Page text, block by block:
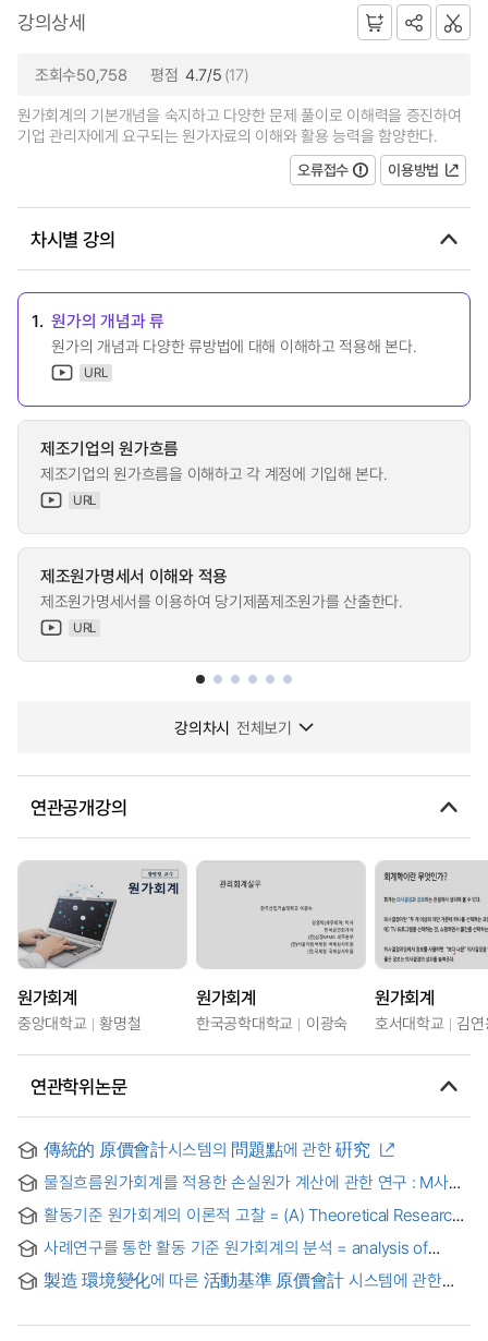
강의상세
조회수50,758 평점 4.7/5 (17)
원가회계의 기본개념을 숙지하고 다양한 문제 풀이로 이해력을 증진하여
기업 관리자에게 요구되는 원가자료의 이해와 활용 능력을 함양한다.
오류접수
이용방법
차시별 강의
1. 원가의 개념과 류
원가의 개념과 다양한 류방법에 대해 이해하고 적용해 본다.
URL
제조기업의 원가흐름
제조기업의 원가흐름을 이해하고 각 계정에 기입해 본다.
URL
제조원가명세서 이해와 적용
제조원가명세서를 이용하여 당기제품제조원가를 산출한다.
URL
강의차시 전체보기
연관공개강의
원가회계
중앙대학교 황명철
원가회계
한국공학대학교 이광숙
원가회계
호서대학교 김
연관학위논문
傳統的 原價會計시스템의 問題點에 관한 硏究
물질흐름원가회계를 적용한 손실원가 계산에 관한 연구 : M사의
활동기준 원가회계의 이론적 고찰 = (A) Theoretical Research
사례연구를 통한 활동 기준 원가회계의 분석 = analysis of
activity-based costing through a case study
製造 環境變化에 따른 活動基準 原價會計 시스템에 관한